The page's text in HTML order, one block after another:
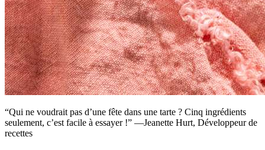
“Qui ne voudrait pas d’une fête dans une tarte ? Cinq ingrédients
seulement, c’est facile à essayer !” —Jeanette Hurt, Développeur de
recettes